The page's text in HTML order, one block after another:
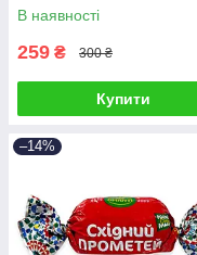
В наявності
259 ₴ 300 ₴
Купити
–14%